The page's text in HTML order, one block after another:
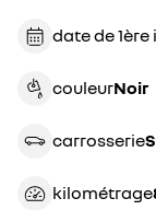
date de
couleur noir
carrosserie
kilométrage